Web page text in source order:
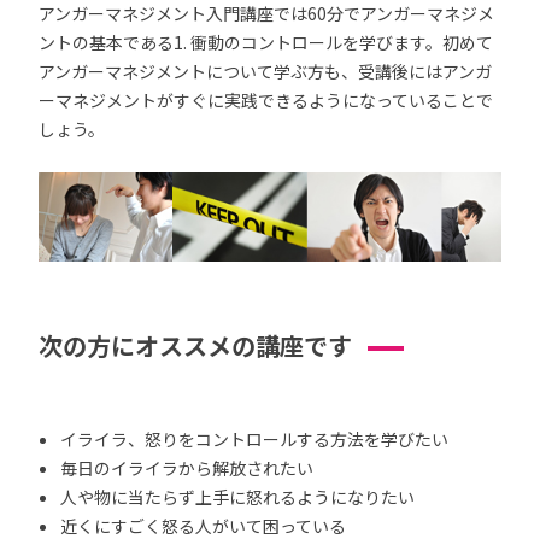
アンガーマネジメント入門講座では60分でアンガーマネジメ
ントの基本である1. 衝動のコントロールを学びます。初めて
アンガーマネジメントについて学ぶ方も、受講後にはアンガ
ーマネジメントがすぐに実践できるようになっていることで
しょう。
次の方にオススメの講座です
イライラ、怒りをコントロールする方法を学びたい
毎日のイライラから解放されたい
人や物に当たらず上手に怒れるようになりたい
近くにすごく怒る人がいて困っている